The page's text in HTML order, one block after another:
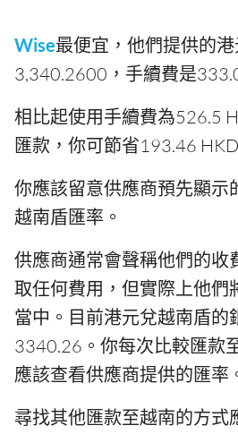
Wise最便宜，他們提供的
3,340.2600，手續費是
相比起使用手續費為526.5
匯款，你可節省193.46 HKD
你應該留意供應商預先顯示
越南盾匯率。
供應商通常會聲稱他們的收
取任何費用，但實際上他們
當中。目前港元兌越南盾的
3340.26。你每次比較匯款
應該查看供應商提供的匯率
尋找其他匯款至越南的方式